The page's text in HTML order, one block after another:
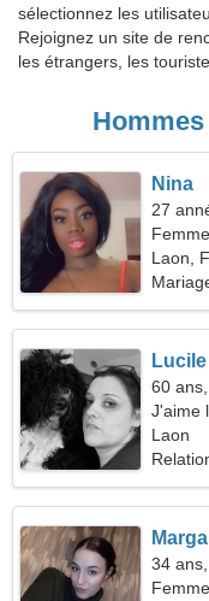
sélectionnez les
Rejoignez un site de
les étrangers, les
Nina
27
Laon,
Lucile
60
J'aime
Laon
34